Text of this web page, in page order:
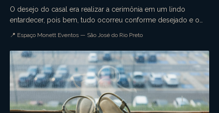
O desejo do casal era realizar a cerimônia em um lindo
entardecer, pois bem, tudo ocorreu conforme desejado e o
📍 Espaço Monett Eventos — São José do Rio Preto